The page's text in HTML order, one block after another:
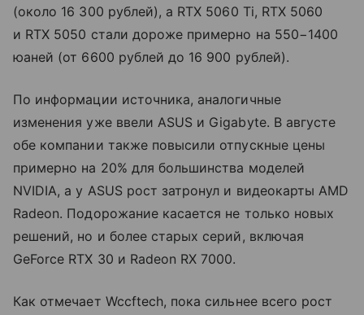
(около 16 300 рублей), а RTX 5060 Ti, RTX 5060
и RTX 5050 стали дороже примерно на 550−1400
юаней (от 6600 рублей до 16 900 рублей).
По информации источника, аналогичные
изменения уже ввели ASUS и Gigabyte. В августе
обе компании также повысили отпускные цены
примерно на 20% для большинства моделей
NVIDIA, а у ASUS рост затронул и видеокарты AMD
Radeon. Подорожание касается не только новых
решений, но и более старых серий, включая
GeForce RTX 30 и Radeon RX 7000.
Как отмечает Wccftech, пока сильнее всего рост